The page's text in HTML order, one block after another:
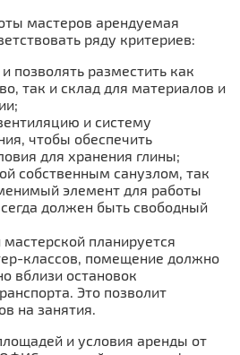
мастеров арендуемая
ряду критериев:
позволять разместить как
так и склад для материалов и
и систему
чтобы обеспечить
для хранения глины;
собственным санузлом, так
элемент для работы
должен быть свободный
мастерской планируется
классов, помещение должно
вблизи остановок
Это позволит
на занятия.
и условия аренды от